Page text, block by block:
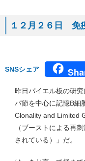
１２月２６日 免
SNSシェア
昨日パイエル板の研
パ節を中心に記憶B細
Clonality and Limited
（ブーストによる再
されている）」だ。